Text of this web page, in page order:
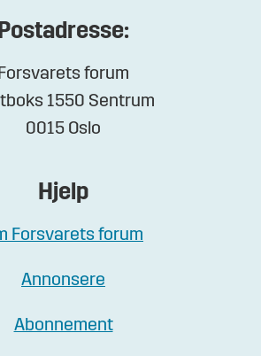
Postadresse:
forum
1550 Sentrum
0015 Oslo
Hjelp
Forsvarets forum
Annonsere
Abonnement